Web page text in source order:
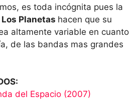
es toda incógnita pues la
Los Planetas hacen que su
altamente variable en cuanto
de las bandas mas grandes
del Espacio (2007)